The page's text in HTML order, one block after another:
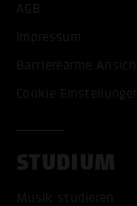
AGB
Impressum
Barrierearme
Cookie
STUDIUM
Musik studieren